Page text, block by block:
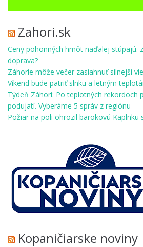
Zahori.sk
Ceny pohonných hmôt naďalej stúpajú.
doprava?
Záhorie môže večer zasiahnuť silnejší
Víkend bude patriť slnku a letným
Týdeň Záhorí: Po teplotných rekordoch
podujatí. Vyberáme 5 správ z regiónu
Požiar na poli ohrozil barokovú Kaplnku
Kopaničiarske noviny